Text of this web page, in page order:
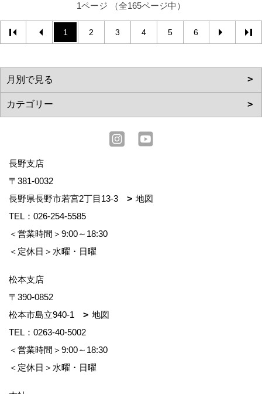
1ページ （全165ページ中）
1 2 3 4 5 6
長野支店
〒381-0032
長野県長野市若宮2丁目13-3
地図
TEL： 026-254-5585
＜営業時間＞9:00～18:30
＜定休日＞水曜・日曜
松本支店
〒390-0852
松本市島立940-1
地図
TEL： 0263-40-5002
＜営業時間＞9:00～18:30
＜定休日＞水曜・日曜